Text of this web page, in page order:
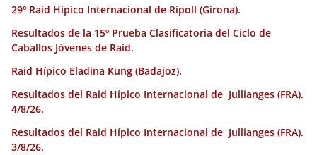
29º Raid Hípico Internacional de Ripoll (Girona).
Resultados de la 15º Prueba Clasificatoria del Ciclo de
Caballos Jóvenes de Raid.
Raid Hípico Eladina Kung (Badajoz).
Resultados del Raid Hípico Internacional de Jullianges (FRA).
4/8/26.
Resultados del Raid Hípico Internacional de Jullianges (FRA).
3/8/26.